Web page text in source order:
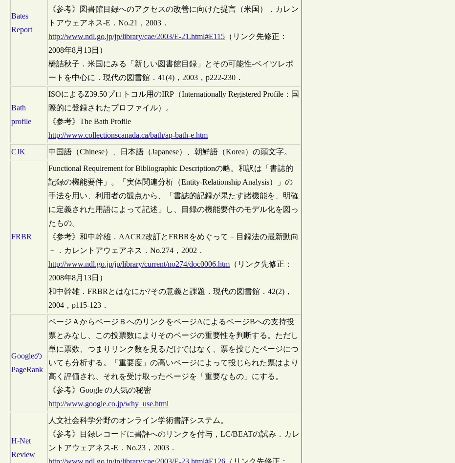
Bates
Report
《参考》図書館目録へのアクセスの改善に向けた提言（米国）．カレン
トアウェアネス-E．No.21，2003．
http://www.ndl.go.jp/jp/library/cae/2003/E-21.html#E115 （リンク先修正：
2008年8月13日）
橋詰秋子．米国にみる「新しい図書館目録」とその可能性‐ベイツレポ
ートを中心に．現代の図書館．41(4)，2003，p222-230．
Bath
profile
ISOによるZ39.50プロトコル用のIRP（Internationally Registered Profile：国
際的に登録されたプロファイル）。
《参考》The Bath Profile
http://www.collectionscanada.ca/bath/ap-bath-e.htm
CJK
中国語（Chinese）、日本語（Japanese）、朝鮮語（Korea）の頭文字。
FRBR
Functional Requirement for Bibliographic Descriptionの略。和訳は「書誌的
記録の機能要件」。「実体関連分析（Entity-Relationship Analysis）」の
手法を用い、利用者の観点から、「書誌的記録が果たす諸機能を、明確
に定義された用語によって記述」し、目録の機能要件のモデル化を図っ
たもの。
《参考》和中幹雄．AACR2改訂とFRBRをめぐって－目録法の最新動向
－．カレントアウェアネス．No.274，2002．
http://www.ndl.go.jp/jp/library/current/no274/doc0006.htm （リンク先修正：
2008年8月13日）
和中幹雄．FRBRとはなにか?その意義と課題．現代の図書館．42(2)，
2004，p115-123．
Googleの
PageRank
ページＡからページＢへのリンクをページAによるページBへの支持投
票とみなし、この投票数によりそのページの重要性を判断する。ただし
単に票数、つまりリンク数を見るだけではなく、票を投じたページにつ
いても分析する。「重要度」の高いページによって投じられた票はより
高く評価され、それを受け取ったページを「重要なもの」にする。
《参考》Google の人気の秘密
http://www.google.co.jp/why_use.html
H-Net
Review
人文社会科学分野のオンライン学術書評システム。
《参考》目録レコードに書評へのリンクを付与，LC/BEATの試み．カレ
ントアウェアネス-E．No.23，2003．
http://www.ndl.go.jp/jp/library/cae/2003/E-23.html#E126 （リンク先修正：